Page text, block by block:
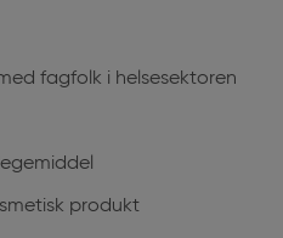
fagfolk i helsesektoren
produkt